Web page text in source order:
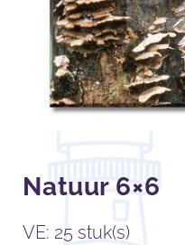
Natuur 6×6
VE: 25 stuk(s)